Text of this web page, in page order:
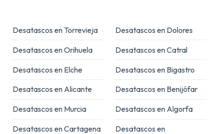
Desatascos en Torrevieja
Desatascos en Orihuela
Desatascos en Elche
Desatascos en Alicante
Desatascos en Murcia
Desatascos en Cartagena
Desatascos en Dolores
Desatascos en Catral
Desatascos en Bigastro
Desatascos en Benijófar
Desatascos en Algorfa
Desatascos en